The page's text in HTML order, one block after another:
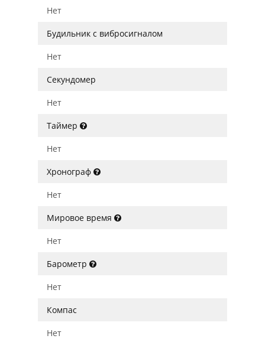
Нет
Будильник с вибросигналом
Нет
Секундомер
Нет
Таймер
Нет
Хронограф
Нет
Мировое время
Нет
Барометр
Нет
Компас
Нет